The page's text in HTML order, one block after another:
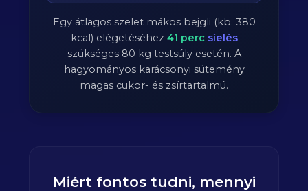
Egy átlagos szelet mákos bejgli (kb. 380
kcal) elégetéséhez 41 perc síelés
szükséges 80 kg testsúly esetén. A
hagyományos karácsonyi sütemény
magas cukor- és zsírtartalmú.
Miért fontos tudni, mennyi